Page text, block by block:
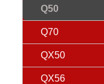
Q50
Q70
QX50
QX56